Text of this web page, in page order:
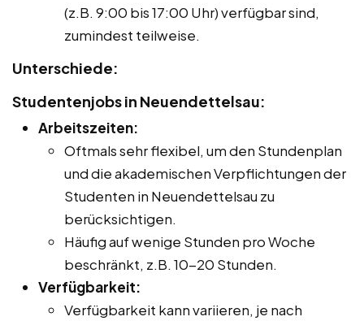
(z.B. 9:00 bis 17:00 Uhr) verfügbar sind,
zumindest teilweise.
Unterschiede:
Studentenjobs in Neuendettelsau:
Arbeitszeiten:
Oftmals sehr flexibel, um den Stundenplan
und die akademischen Verpflichtungen der
Studenten in Neuendettelsau zu
berücksichtigen.
Häufig auf wenige Stunden pro Woche
beschränkt, z.B. 10-20 Stunden.
Verfügbarkeit:
Verfügbarkeit kann variieren, je nach